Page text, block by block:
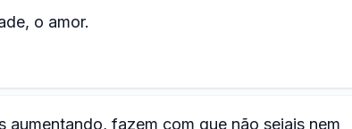
o amor.
fazem com que não sejais nem